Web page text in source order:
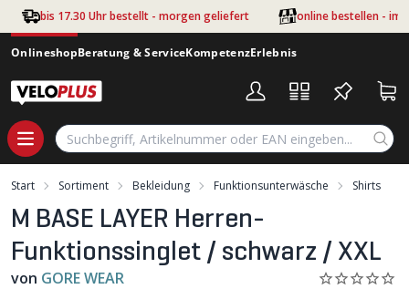
Zum Hauptinhalt springen
bis 17.30 Uhr bestellt - morgen geliefert online bestellen - im
OnlineshopBeratung & ServiceKompetenzErlebnis
Start Sortiment Bekleidung Funktionsunterwäsche Shirts
M BASE LAYER Herren-
Funktionssinglet / schwarz / XXL
von GORE WEAR